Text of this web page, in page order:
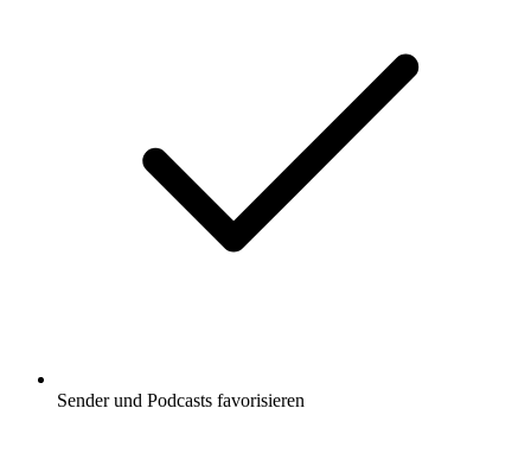
Sender und Podcasts favorisieren